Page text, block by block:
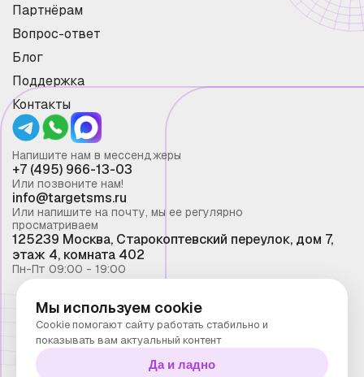
Партнёрам
Вопрос-ответ
Блог
Поддержка
Контакты
Напишите нам в мессенджеры
+7 (495) 966-13-03
Или позвоните нам!
info@targetsms.ru
Или напишите на почту, мы ее регулярно
просматриваем
125239 Москва, Старокоптевский переулок, дом 7,
этаж 4, комната 402
Пн-Пт 09:00 - 19:00
Смс рассылка 2026 ©
Запрещено копирование материалов сайта без
письменного разрешения ООО "Таргет Телеком"
Политика конфиденциальности
Мы используем cookie
Cookie помогают сайту работать стабильно и
показывать вам актуальный контент
Да и ладно